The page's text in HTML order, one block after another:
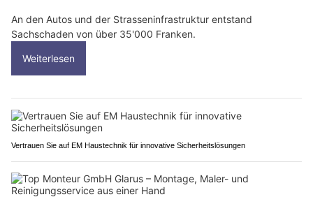
An den Autos und der Strasseninfrastruktur entstand
Sachschaden von über 35'000 Franken.
Weiterlesen
Vertrauen Sie auf EM Haustechnik für innovative Sicherheitslösungen